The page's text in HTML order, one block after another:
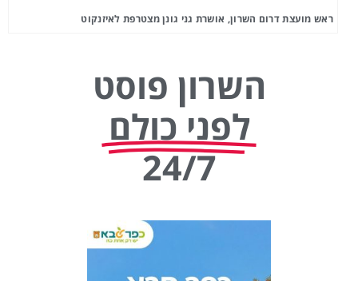
ראש מועצת דרום השרון, אושרת גני גונן מצטרפת לאיזנקוט
השרון פוסט
לפני כולם
24/7